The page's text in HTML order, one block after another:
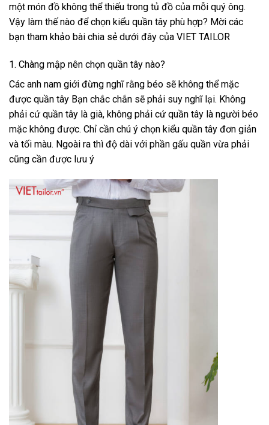
một món đồ không thể thiếu trong tủ đồ của mỗi quý ông.
Vậy làm thế nào để chọn kiểu quần tây phù hợp? Mời các
bạn tham khảo bài chia sẻ dưới đây của VIET TAILOR
1. Chàng mập nên chọn quần tây nào?
Các anh nam giới đừng nghĩ rằng béo sẽ không thể mặc
được quần tây Bạn chắc chắn sẽ phải suy nghĩ lại. Không
phải cứ quần tây là già, không phải cứ quần tây là người béo
mặc không được. Chỉ cần chú ý chọn kiểu quần tây đơn giản
và tối màu. Ngoài ra thì độ dài với phần gấu quần vừa phải
cũng cần được lưu ý